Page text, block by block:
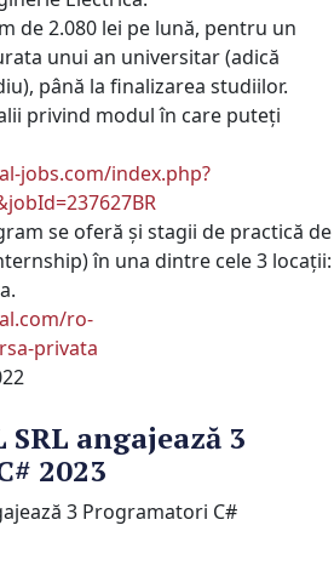
de 2.080 lei pe lună, pentru un
unui an universitar (adică
până la finalizarea studiilor.
privind modul în care puteți
jobs.com/index.php?
se oferă și stagii de practică de
în una dintre cele 3 locații:
ro-
privata
SRL angajează 3
2023
3 Programatori C#